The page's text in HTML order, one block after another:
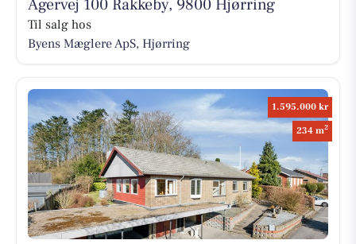
Agervej 100 Rakkeby, 9800 Hjørring
Til salg hos
Byens Mæglere ApS, Hjørring
1.595.000 kr
234 m2